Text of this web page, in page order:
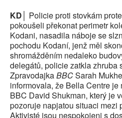
PŘÍSPĚVKY NA PROVOZ
KD│
Policie proti stovkám
pokoušeli překonat perimetr
Kodani, nasadila náboje se
pochodu Kodaní, jenž měl
shromážděním nedaleko
delegátů, policie zatkla zhruba
ZpravodajkaBBCSarah
informovala, že Bella Centre
BBC David Shukman, který je
pozoruje napjatou situaci mezi
Aktivisté jsou nespokojeni s